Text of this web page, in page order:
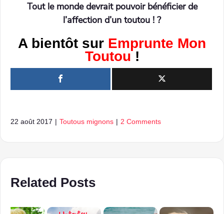
Tout le monde devrait pouvoir bénéficier de
l’affection d’un toutou ! ?
A bientôt sur Emprunte Mon
Toutou !
22 août 2017 | Toutous mignons | 2 Comments
Related Posts